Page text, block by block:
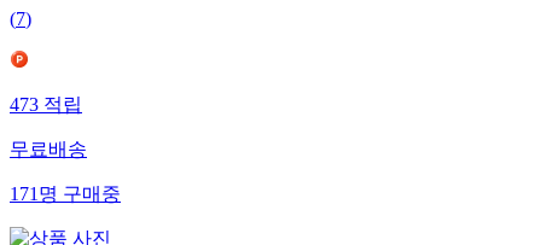
(7)
473적립
무료배송
171명구매중